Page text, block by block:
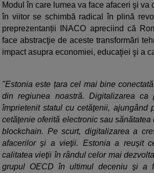
Modul în care lumea va face afaceri şi va
în viitor se schimbă radical în plină
preprezentanții INACO apreciind că
face abstracţie de aceste transformări
impact asupra economiei, educaţiei şi a
"Estonia este țara cel mai bine
din regiunea noastră. Digitalizarea ca
împrietenit statul cu cetăţenii, ajungând
cetăţenie oferită electronic sau
blockchain. Pe scurt, digitalizarea a
afacerilor şi a vieţii. Estonia a reuşit
calitatea vieţii în rândul celor mai
grupul OECD în ultimul deceniu şi a